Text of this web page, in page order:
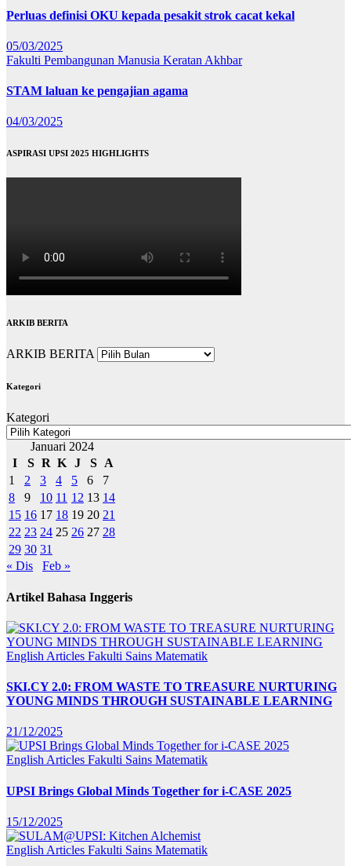
Perluas definisi OKU kepada pesakit strok cacat kekal
05/03/2025
Fakulti Pembangunan Manusia Keratan Akhbar
STAM laluan ke pengajian agama
04/03/2025
ASPIRASI UPSI 2025 HIGHLIGHTS
ARKIB BERITA
ARKIB BERITA
Kategori
Kategori
Januari 2024
I
S R K J S
A
1
2 3 4 5 6
7
8
9 10 11 12 13 14
15 16 17 18 19 20 21
22 23 24 25 26 27 28
29 30 31
« Dis
Feb »
Artikel Bahasa Inggeris
English Articles Fakulti Sains Matematik
SKI.CY 2.0: FROM WASTE TO TREASURE NURTURING
YOUNG MINDS THROUGH SUSTAINABLE LEARNING
21/12/2025
English Articles Fakulti Sains Matematik
UPSI Brings Global Minds Together for i-CASE 2025
15/12/2025
English Articles Fakulti Sains Matematik